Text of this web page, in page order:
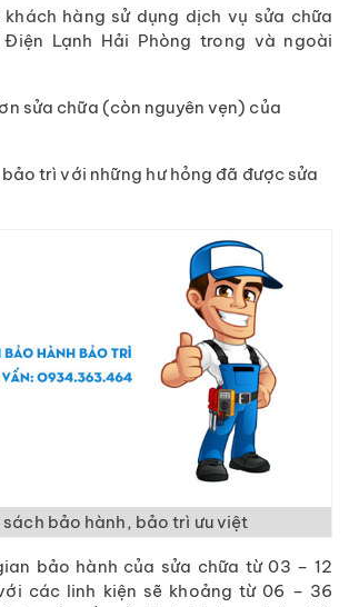
hàng sử dụng dịch vụ sửa chữa
Lạnh Hải Phòng trong và ngoài
sửa chữa (còn nguyên vẹn) của
trì với những hư hỏng đã được sửa
sách bảo hành, bảo trì ưu việt
bảo hành của sửa chữa từ 03 – 12
các linh kiện sẽ khoảng từ 06 – 36